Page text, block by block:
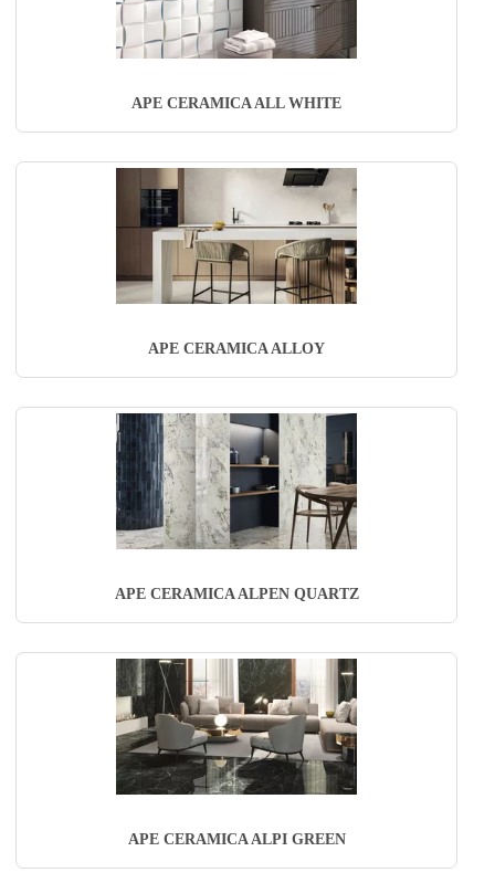
APE CERAMICA ALL WHITE
APE CERAMICA ALLOY
APE CERAMICA ALPEN QUARTZ
APE CERAMICA ALPI GREEN